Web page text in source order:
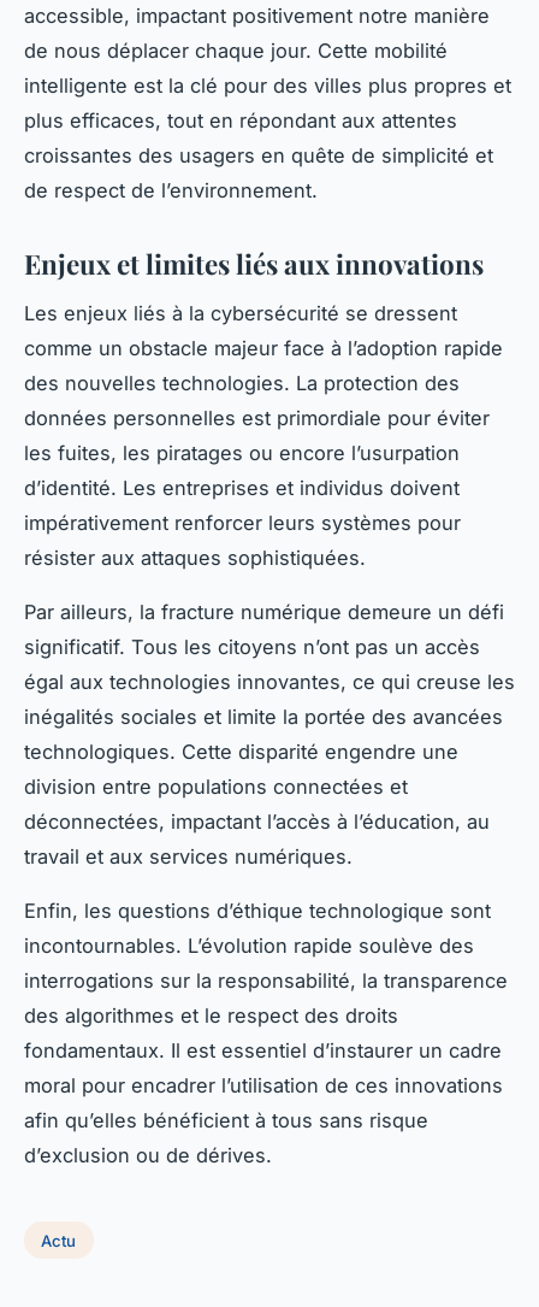
accessible, impactant positivement notre manière
de nous déplacer chaque jour. Cette mobilité
intelligente est la clé pour des villes plus propres et
plus efficaces, tout en répondant aux attentes
croissantes des usagers en quête de simplicité et
de respect de l’environnement.
Enjeux et limites liés aux innovations
Les enjeux liés à la cybersécurité se dressent
comme un obstacle majeur face à l’adoption rapide
des nouvelles technologies. La protection des
données personnelles est primordiale pour éviter
les fuites, les piratages ou encore l’usurpation
d’identité. Les entreprises et individus doivent
impérativement renforcer leurs systèmes pour
résister aux attaques sophistiquées.
Par ailleurs, la fracture numérique demeure un défi
significatif. Tous les citoyens n’ont pas un accès
égal aux technologies innovantes, ce qui creuse les
inégalités sociales et limite la portée des avancées
technologiques. Cette disparité engendre une
division entre populations connectées et
déconnectées, impactant l’accès à l’éducation, au
travail et aux services numériques.
Enfin, les questions d’éthique technologique sont
incontournables. L’évolution rapide soulève des
interrogations sur la responsabilité, la transparence
des algorithmes et le respect des droits
fondamentaux. Il est essentiel d’instaurer un cadre
moral pour encadrer l’utilisation de ces innovations
afin qu’elles bénéficient à tous sans risque
d’exclusion ou de dérives.
Actu